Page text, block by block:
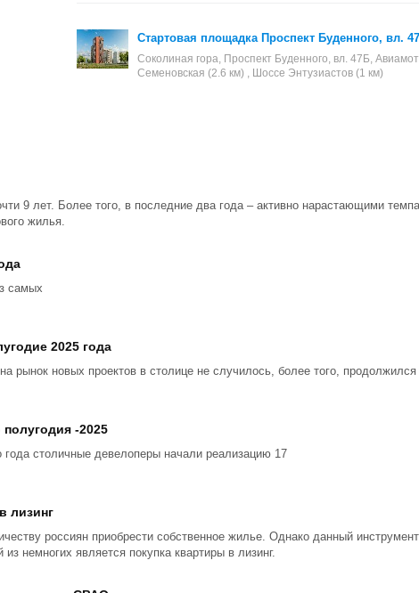
Стартовая площадка Проспект Буденного, вл.
Соколиная гора, Проспект Буденного, вл. 47Б,
Семеновская (2.6 км) , Шоссе Энтузиастов (1 км)
9 лет. Более того, в последние два года – активно нарастающими
жилья.
самых
2025 года
рынок новых проектов в столице не случилось, более того, продолжился
-2025
столичные девелоперы начали реализацию 17
лизинг
россиян приобрести собственное жилье. Однако данный
немногих является покупка квартиры в лизинг.